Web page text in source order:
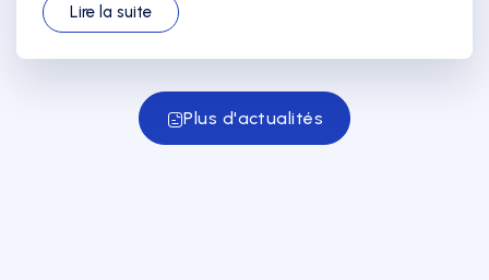
Lire la suite
Plus d'actualités